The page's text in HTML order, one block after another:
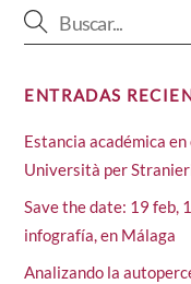
ENTRADAS
Estancia académica
Università per
Save the date: 19 feb,
infografía, en Málaga
Analizando la